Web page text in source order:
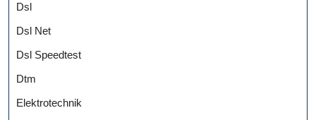
Dsl
Dsl Net
Dsl Speedtest
Dtm
Elektrotechnik